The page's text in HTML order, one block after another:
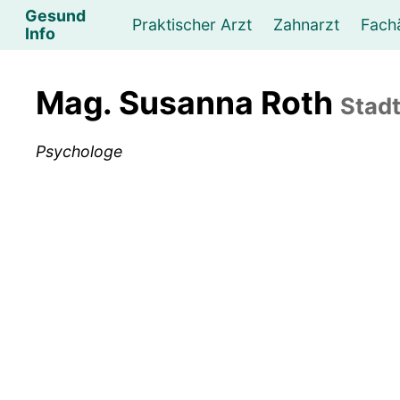
Gesund
Info
Praktischer Arzt Zahnarzt
Mag. Susanna Roth
Psychologe